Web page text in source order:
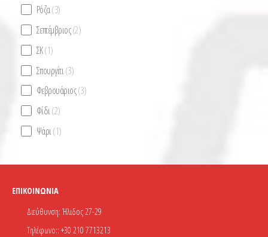
Ρόζα(3)
Σεπτέμβριος(2)
ΣΚ(1)
Σπουργίτι(3)
Φεβρουάριος(3)
Φίδι(2)
Ψάρι(1)
ΕΠΙΚΟΙΝΩΝΊΑ
Διεύθυνση: Ήλιδος 27-29
Τηλέφωνο:: +30 210 7713213